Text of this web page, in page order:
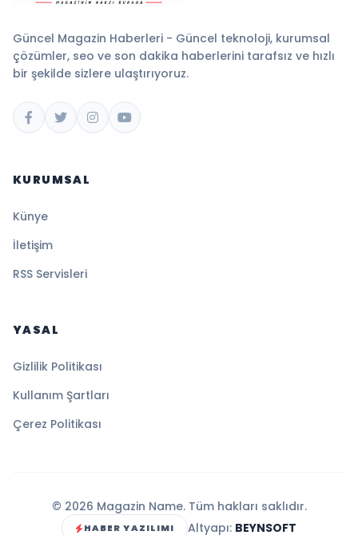
Güncel Magazin Haberleri - Güncel teknoloji, kurumsal
çözümler, seo ve son dakika haberlerini tarafsız ve hızlı
bir şekilde sizlere ulaştırıyoruz.
KURUMSAL
Künye
İletişim
RSS Servisleri
YASAL
Gizlilik Politikası
Kullanım Şartları
Çerez Politikası
© 2026 Magazin Name. Tüm hakları saklıdır.
HABER YAZILIMI Altyapı: BEYNSOFT